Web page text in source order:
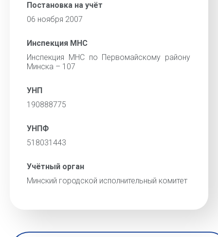
Постановка на учёт
06 ноября 2007
Инспекция МНС
Инспекция МНС по Первомайскому району
Минска – 107
УНП
190888775
УНПФ
518031443
Учётный орган
Минский городской исполнительный комитет